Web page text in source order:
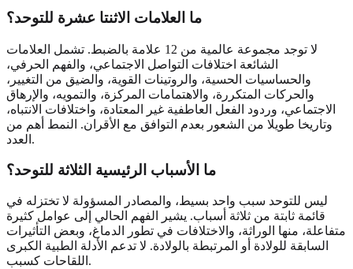
ما العلامات الاثنتا عشرة للتوحد؟
لا توجد مجموعة عالمية من 12 علامة بالضبط. تشمل العلامات
الشائعة اختلافات التواصل الاجتماعي، والفهم الحرفي،
والحساسيات الحسية، والروتينات القوية، والضيق من التغيير،
والحركات المتكررة، والاهتمامات المركزة، والتمويه، والإرهاق
الاجتماعي، وردود الفعل العاطفية غير المعتادة، واختلافات الانتباه،
وتاريخا طويلا من الشعور بعدم التوافق مع الأقران. النمط أهم من
العدد.
ما الأسباب الرئيسية الثلاثة للتوحد؟
ليس للتوحد سبب واحد بسيط، والمصادر المسؤولة لا تختزله في
قائمة ثابتة من ثلاثة أسباب. يشير الفهم الحالي إلى عوامل كثيرة
متفاعلة، منها الوراثة، والاختلافات في تطور الدماغ، وبعض التأثيرات
السابقة للولادة أو المرتبطة بالولادة. لا تدعم الأدلة الطبية الكبرى
اللقاحات كسبب.